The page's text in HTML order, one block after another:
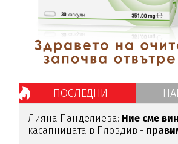
ПОСЛЕДНИ
Лияна Панделиева: Ние сме
касапницата в Пловдив -